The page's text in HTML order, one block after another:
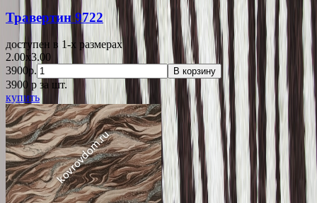
Травертин 9722
доступен в 1-x размерах
2.00x3.00
3900р.
В корзину
3900 p за шт.
купить